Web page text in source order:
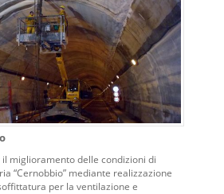
miglioramento delle condizioni di
“Cernobbio” mediante realizzazione
per la ventilazione e